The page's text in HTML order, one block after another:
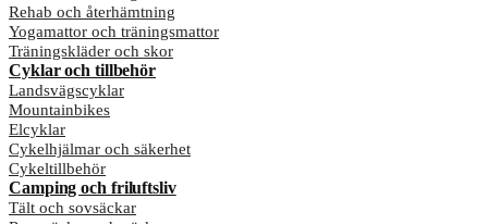
Rehab och återhämtning
Yogamattor och träningsmattor
Träningskläder och skor
Cyklar och tillbehör
Landsvägscyklar
Mountainbikes
Elcyklar
Cykelhjälmar och säkerhet
Cykeltillbehör
Camping och friluftsliv
Tält och sovsäckar